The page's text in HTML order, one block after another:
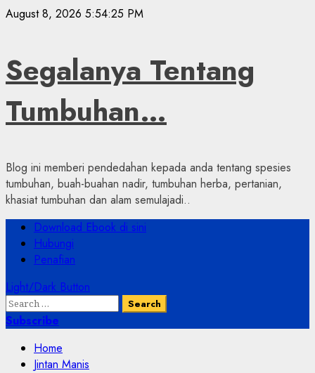
Skip
August 8, 2026 5:54:26 PM
Segalanya Tentang
Tumbuhan…
Blog ini memberi pendedahan kepada anda tentang spesies
tumbuhan, buah-buahan nadir, tumbuhan herba, pertanian,
khasiat tumbuhan dan alam semulajadi..
Primary
Menu
Download Ebook di sini
Hubungi
Penafian
Light/Dark Button
Search
for:
Subscribe
Home
Jintan Manis